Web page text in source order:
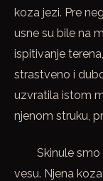
koza jezi. Pre
usne su bile na
ispitivanje
strastveno i
uzvratila istom
njenom struku,
Skinule
vesu. Njena